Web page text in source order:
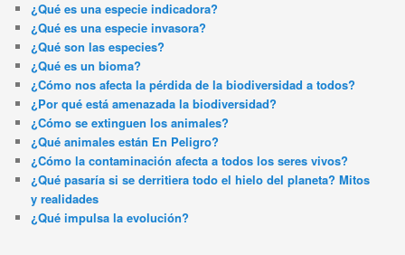
¿Qué es una especie indicadora?
¿Qué es una especie invasora?
¿Qué son las especies?
¿Qué es un bioma?
¿Cómo nos afecta la pérdida de la biodiversidad a todos?
¿Por qué está amenazada la biodiversidad?
¿Cómo se extinguen los animales?
¿Qué animales están En Peligro?
¿Cómo la contaminación afecta a todos los seres vivos?
¿Qué pasaría si se derritiera todo el hielo del planeta? Mitos
y realidades
¿Qué impulsa la evolución?